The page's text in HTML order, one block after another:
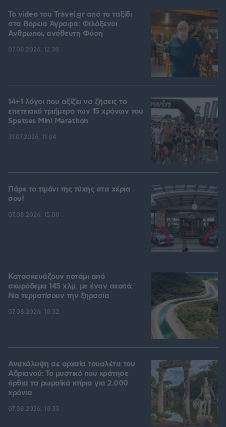
To video του Travel.gr από το ταξίδι
στα Βόρεια Άγραφα: Φιλόξενοι
Άνθρωποι, ανόθευτη Φύση
07.08.2026, 12:38
14+1 λόγοι που αξίζει να ζήσεις το
επετειακό τριήμερο των 15 χρόνων του
Spetses Mini Marathon
31.07.2026, 11:04
Πάρε το τιμόνι της τύχης στα χέρια
σου!
07.08.2026, 15:00
Κατασκευάζουν ποτάμι από
σκυρόδεμα 145 χλμ. με έναν σκοπό:
Να τερματίσουν την ξηρασία
07.08.2026, 10:32
Ανακάλυψη σε αρχαία τουαλέτα του
Αδριανού: Το μυστικό που κράτησε
όρθια τα ρωμαϊκά κτίρια για 2.000
χρόνια
07.08.2026, 10:33